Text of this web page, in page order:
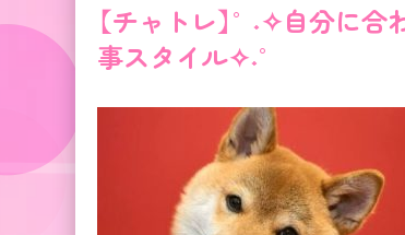
【チャトレ】°˖✧自分に合
事スタイル✧˖°